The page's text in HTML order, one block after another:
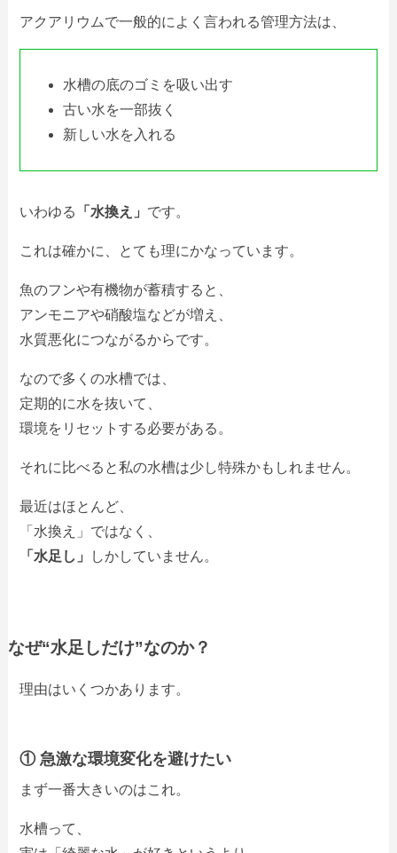
アクアリウムで一般的によく言われる管理方法は、
水槽の底のゴミを吸い出す
古い水を一部抜く
新しい水を入れる
いわゆる 「水換え」 です。
これは確かに、とても理にかなっています。
魚のフンや有機物が蓄積すると、
アンモニアや硝酸塩などが増え、
水質悪化につながるからです。
なので多くの水槽では、
定期的に水を抜いて、
環境をリセットする必要がある。
それに比べると私の水槽は少し特殊かもしれません。
最近はほとんど、
「水換え」ではなく、
「水足し」
しかしていません。
なぜ“水足しだけ”なのか？
理由はいくつかあります。
① 急激な環境変化を避けたい
まず一番大きいのはこれ。
水槽って、